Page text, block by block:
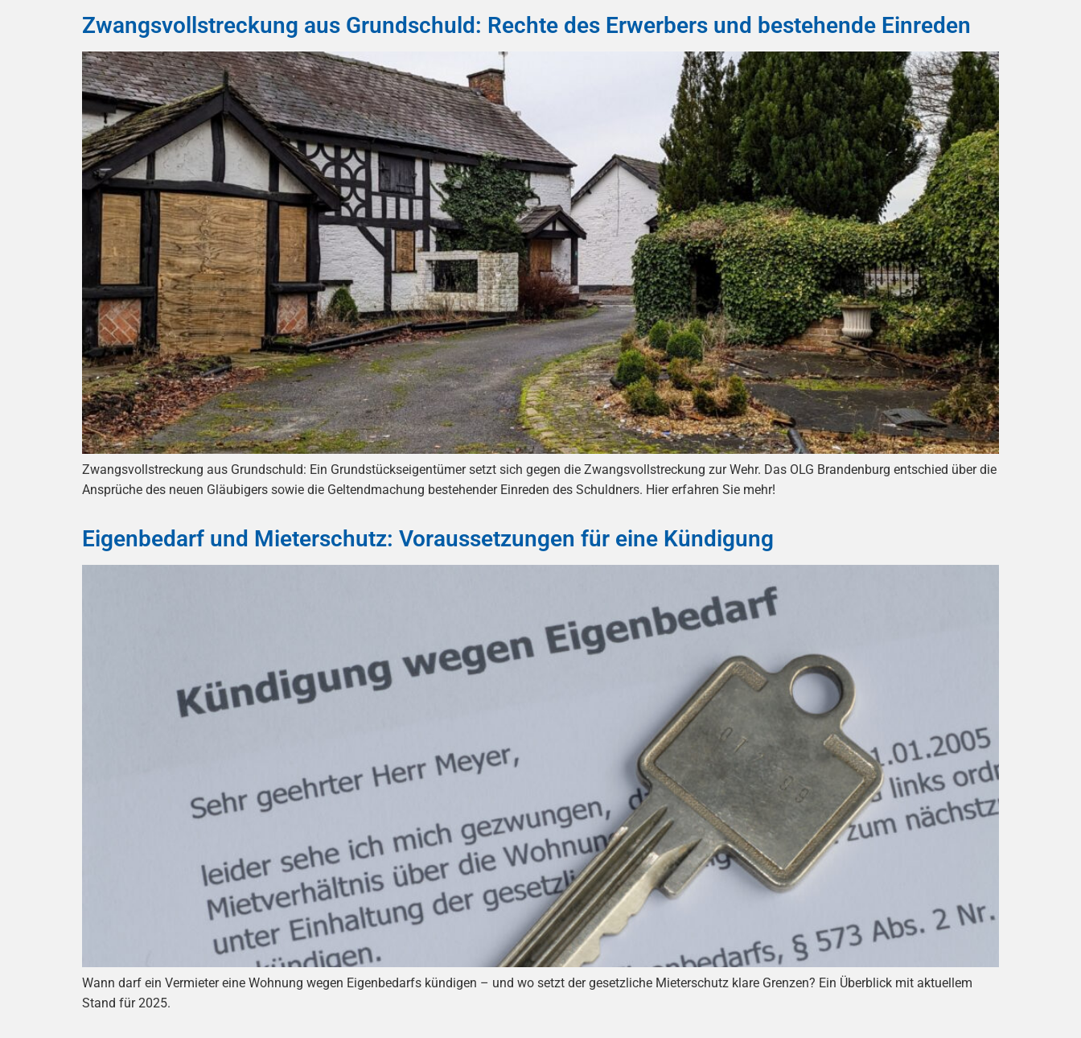
Zwangsvollstreckung aus Grundschuld: Rechte des Erwerbers und bestehende Einreden
Zwangsvollstreckung aus Grundschuld: Ein Grundstückseigentümer setzt sich gegen die Zwangsvollstreckung zur Wehr. Das OLG Brandenburg entschied über die
Ansprüche des neuen Gläubigers sowie die Geltendmachung bestehender Einreden des Schuldners. Hier erfahren Sie mehr!
Eigenbedarf und Mieterschutz: Voraussetzungen für eine Kündigung
Wann darf ein Vermieter eine Wohnung wegen Eigenbedarfs kündigen – und wo setzt der gesetzliche Mieterschutz klare Grenzen? Ein Überblick mit aktuellem
Stand für 2025.